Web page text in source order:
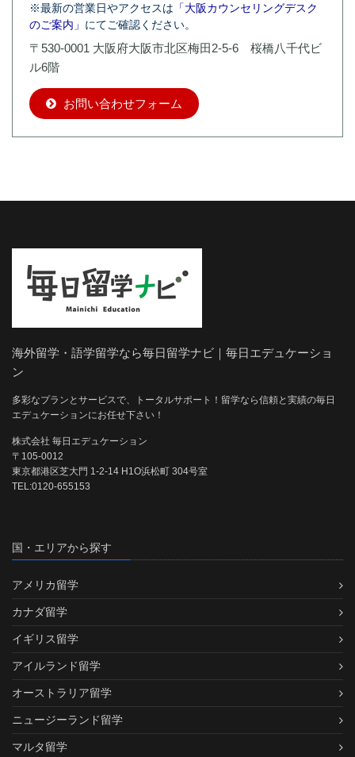
※最新の営業日やアクセスは 「大阪カウンセリングデスク
のご案内」 にてご確認ください。
〒530-0001 大阪府大阪市北区梅田2-5-6 桜橋八千代ビ
ル6階
お問い合わせフォーム
海外留学・語学留学なら毎日留学ナビ｜毎日エデュケーショ
ン
多彩なプランとサービスで、トータルサポート！留学なら信頼と実績の毎日
エデュケーションにお任せ下さい！
株式会社 毎日エデュケーション
〒105-0012
東京都港区芝大門 1-2-14 H1O浜松町 304号室
TEL:0120-655153
国・エリアから探す
アメリカ留学
カナダ留学
イギリス留学
アイルランド留学
オーストラリア留学
ニュージーランド留学
マルタ留学